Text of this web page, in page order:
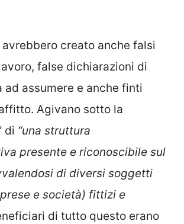
creato anche falsi
false dichiarazioni di
assumere e anche finti
Agivano sotto la
di “una struttura
presente e riconoscibile sul
di diversi soggetti
e società) fittizi e
di tutto questo erano